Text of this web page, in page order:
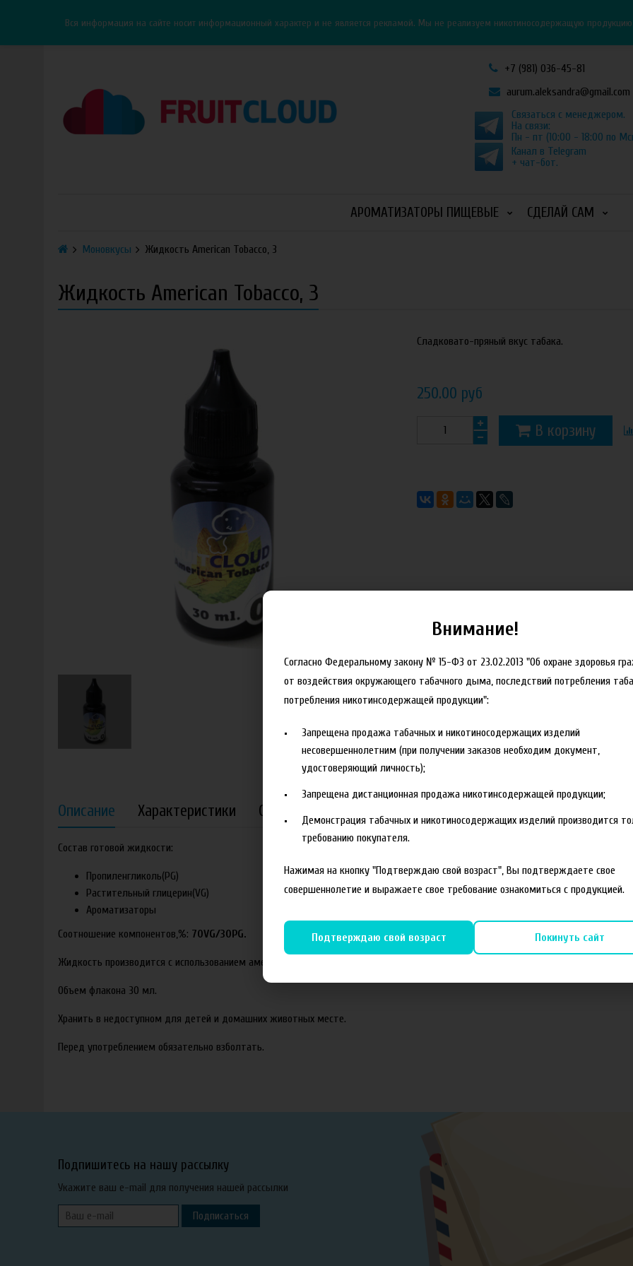
Вся информация на сайте носит информационный характер и не является рекламой. Мы не реализуем никотиносодержащую продукцию
+7 (981) 036-45-81
aurum.aleksandra@gmail.com
Связаться с менеджером.
На связи:
Пн - пт (10:00 - 18:00 по
Канал в Telegram
+ чат-бот.
АРОМАТИЗАТОРЫ ПИЩЕВЫЕ СДЕЛАЙ САМ
Моновкусы Жидкость American Tobacco, 3
Жидкость American Tobacco, 3
Сладковато-пряный вкус табака.
250.00 руб
В корзину
Описание Характеристики Отзывы
Состав готовой жидкости:
Пропиленгликоль(PG)
Растительный глицерин(VG)
Ароматизаторы
Соотношение компонентов,%: 70VG/30PG.
Жидкость производится с использованием американских ароматизаторов TPA и Capella.
Объем флакона 30 мл.
Хранить в недоступном для детей и домашних животных месте.
Перед употреблением обязательно взболтать.
Подпишитесь на нашу рассылку
Укажите ваш e-mail для получения нашей рассылки
Подписаться
Внимание!
Согласно Федеральному закону № 15-ФЗ от 23.02.2013 "Об охране здоровья
от воздействия окружающего табачного дыма, последствий потребления
потребления никотинсодержащей продукции":
Запрещена продажа табачных и никотиносодержащих изделий
несовершеннолетним (при получении заказов необходим документ,
удостоверяющий личность);
Запрещена дистанционная продажа никотинсодержащей продукции;
Демонстрация табачных и никотиносодержащих изделий производится
требованию покупателя.
Нажимая на кнопку "Подтверждаю свой возраст", Вы подтверждаете свое
совершеннолетие и выражаете свое требование ознакомиться с продукцией.
Подтверждаю свой возраст Покинуть сайт